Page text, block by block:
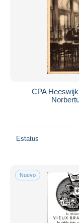
CPA
Estatus
Nuevo